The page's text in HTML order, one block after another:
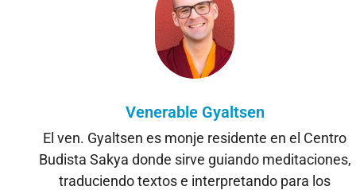
Venerable Gyaltsen
El ven. Gyaltsen es monje residente en el Centro
Budista Sakya donde sirve guiando meditaciones,
traduciendo textos e interpretando para los